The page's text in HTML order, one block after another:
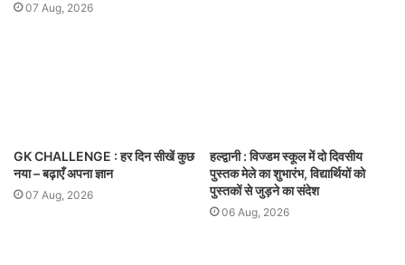
07 Aug, 2026
GK CHALLENGE : हर दिन सीखें कुछ
नया – बढ़ाएँ अपना ज्ञान
07 Aug, 2026
हल्द्वानी : विज्डम स्कूल में दो दिवसीय
पुस्तक मेले का शुभारंभ, विद्यार्थियों को
पुस्तकों से जुड़ने का संदेश
06 Aug, 2026